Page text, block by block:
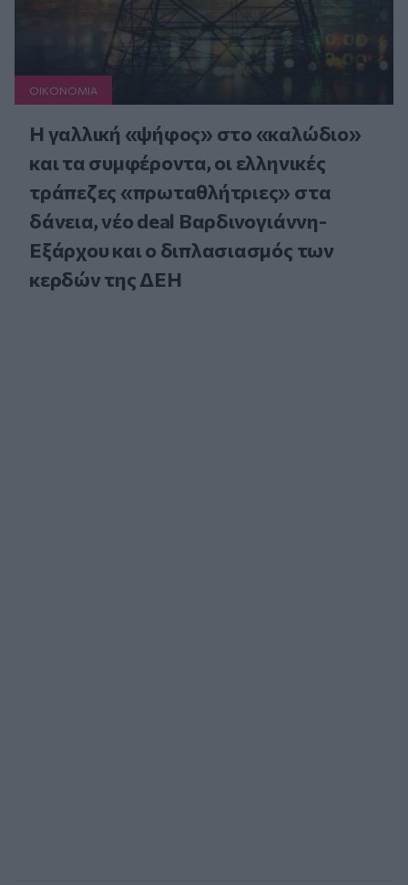
ΟΙΚΟΝΟΜΙΑ
Η γαλλική «ψήφος» στο «καλώδιο»
και τα συμφέροντα, οι ελληνικές
τράπεζες «πρωταθλήτριες» στα
δάνεια, νέο deal Βαρδινογιάννη-
Εξάρχου και ο διπλασιασμός των
κερδών της ΔΕΗ